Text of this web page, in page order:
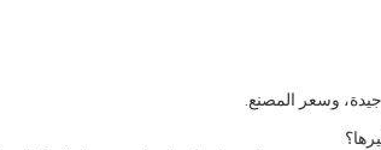
جيدة، وسعر المصنع.